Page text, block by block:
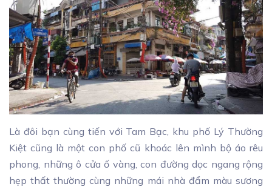
Là đôi bạn cùng tiến với Tam Bạc, khu phố Lý Thường
Kiệt cũng là một con phố cũ khoác lên mình bộ áo rêu
phong, những ô cửa ố vàng, con đường dọc ngang rộng
hẹp thất thường cùng những mái nhà đẩm màu sương